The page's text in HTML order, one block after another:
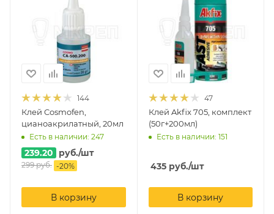
144
Клей Cosmofen,
цианоакрилатный, 20мл
Есть в наличии: 247
239.20 руб./шт
299руб. -20%
В корзину
47
Клей Akfix 705, комплект
(50г+200мл)
Есть в наличии: 151
435руб./шт
В корзину